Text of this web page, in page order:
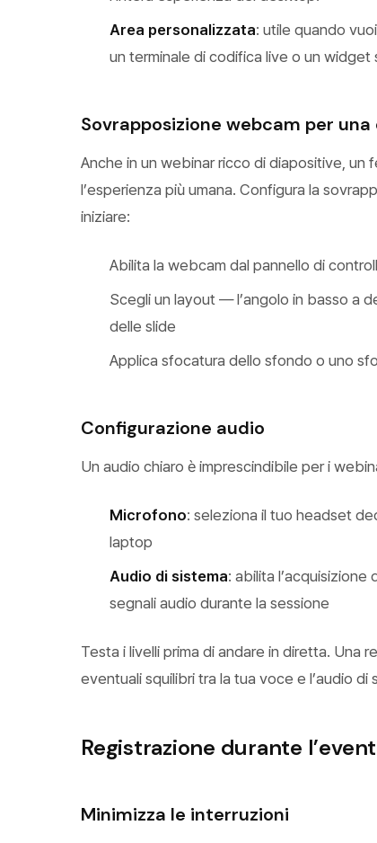
Area personalizzata: utile quando
un terminale di codifica live o un
Sovrapposizione webcam per
Anche in un webinar ricco di diapositive,
l’esperienza più umana. Configura la
iniziare:
Abilita la webcam dal pannello di
Scegli un layout — l’angolo in basso a
delle slide
Applica sfocatura dello sfondo o uno
Configurazione audio
Un audio chiaro è imprescindibile per i
Microfono: seleziona il tuo headset
laptop
Audio di sistema: abilita l’acquisizione
segnali audio durante la sessione
Testa i livelli prima di andare in diretta. Una
eventuali squilibri tra la tua voce e l’audio di
Registrazione durante
Minimizza le interruzioni